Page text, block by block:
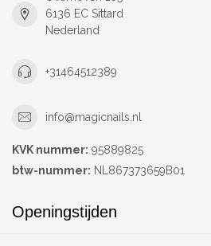
6136 EC Sittard
Nederland
+31464512389
info@magicnails.nl
KVK nummer: 95889825
btw-nummer: NL867373659B01
Openingstijden